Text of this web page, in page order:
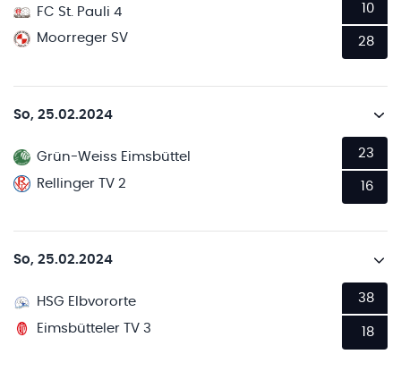
FC St. Pauli 4
Moorreger SV
10
28
So, 25.02.2024
Grün-Weiss Eimsbüttel
Rellinger TV 2
23
16
So, 25.02.2024
HSG Elbvororte
Eimsbütteler TV 3
38
18